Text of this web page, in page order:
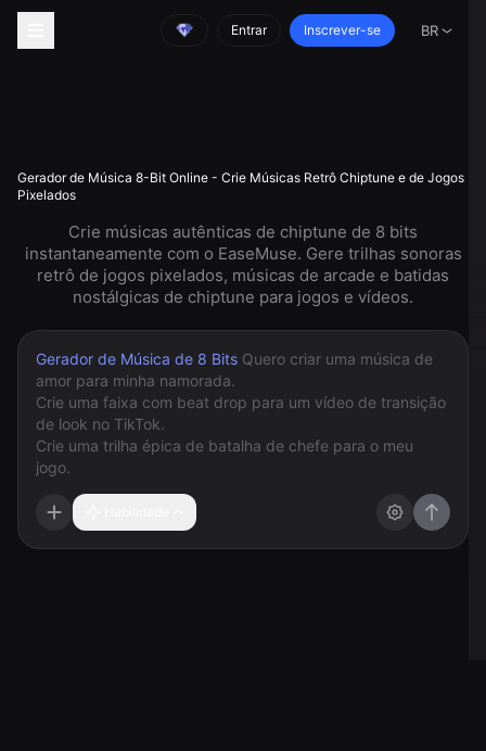
Entrar Inscrever-se BR
Gerador de Música 8-Bit Online - Crie Músicas Retrô Chiptune e de Jogos
Pixelados
Crie músicas autênticas de chiptune de 8 bits
instantaneamente com o EaseMuse. Gere trilhas sonoras
retrô de jogos pixelados, músicas de arcade e batidas
nostálgicas de chiptune para jogos e vídeos.
Gerador de Música de 8 Bits